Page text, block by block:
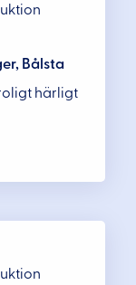
Bålsta
härligt